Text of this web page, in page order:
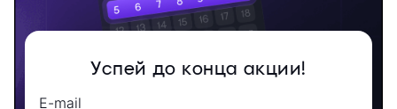
Успей до конца акции!
E-mail